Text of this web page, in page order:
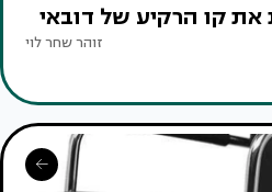
את קו הרקיע של דובאי
זוהר שחר לוי